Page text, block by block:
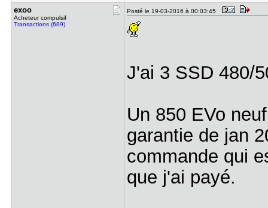
exoo
Acheteur compulsif
Transactions (689)
Posté le 19-03-2016 à 00:03:45
J'ai 3 SSD 480/
Un 850 EVo
garantie de jan
commande qui
que j'ai payé.